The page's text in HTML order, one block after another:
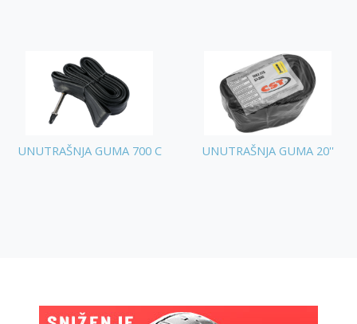
UNUTRAŠNJA GUMA 700 C UNUTRAŠNJA GUMA 20''